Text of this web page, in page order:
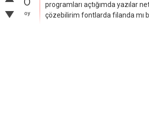
oy
programları açtığımda yazılar
çözebilirim fontlarda filanda mı